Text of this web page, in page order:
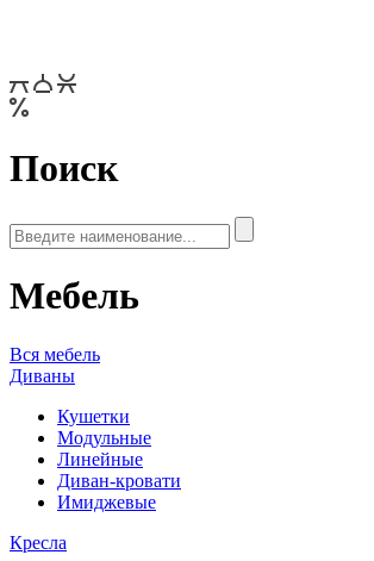
Поиск
Мебель
Вся мебель
Диваны
Кушетки
Модульные
Линейные
Диван-кровати
Имиджевые
Кресла